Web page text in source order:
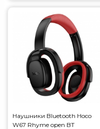
Наушники Bluetooth Hoco
W67 Rhyme open BT